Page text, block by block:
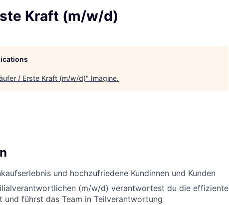
Kraft (m/w/d)
/ Erste Kraft (m/w/d)" Imagine.
und hochzufriedene Kundinnen und Kunden
(m/w/d) verantwortest du die effiziente
und führst das Team in Teilverantwortung